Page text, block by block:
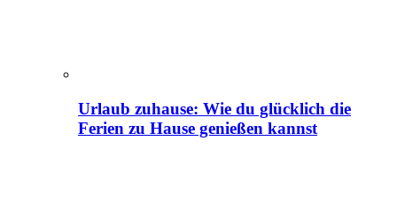
Urlaub zuhause: Wie du glücklich die
Ferien zu Hause genießen kannst